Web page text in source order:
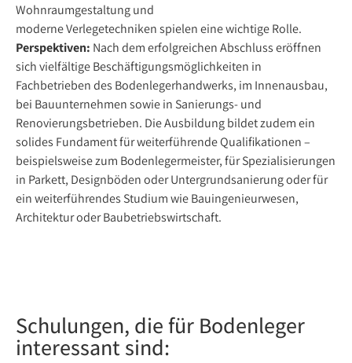
Wohnraumgestaltung und
moderne Verlegetechniken spielen eine wichtige Rolle.
Perspektiven: Nach dem erfolgreichen Abschluss eröffnen
sich vielfältige Beschäftigungsmöglichkeiten in
Fachbetrieben des Bodenlegerhandwerks, im Innenausbau,
bei Bauunternehmen sowie in Sanierungs- und
Renovierungsbetrieben. Die Ausbildung bildet zudem ein
solides Fundament für weiterführende Qualifikationen –
beispielsweise zum Bodenlegermeister, für Spezialisierungen
in Parkett, Designböden oder Untergrundsanierung oder für
ein weiterführendes Studium wie Bauingenieurwesen,
Architektur oder Baubetriebswirtschaft.
Schulungen, die für Bodenleger
interessant sind: